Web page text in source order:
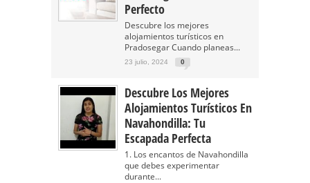
Perfecto
Descubre los mejores
alojamientos turísticos en
Pradosegar Cuando planeas...
23 julio, 2024 0
Descubre Los Mejores
Alojamientos Turísticos En
Navahondilla: Tu
Escapada Perfecta
1. Los encantos de Navahondilla
que debes experimentar
durante...